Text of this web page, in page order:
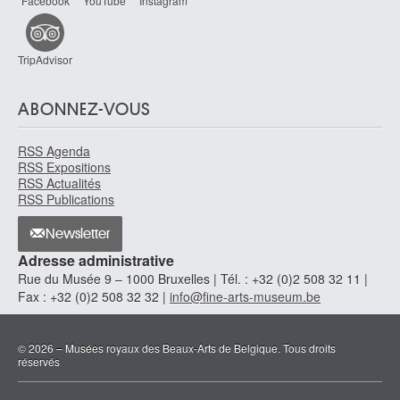
TripAdvisor
ABONNEZ-VOUS
RSS Agenda
RSS Expositions
RSS Actualités
RSS Publications
Newsletter
Adresse administrative
Rue du Musée 9 – 1000 Bruxelles | Tél. : +32 (0)2 508 32 11 |
Fax : +32 (0)2 508 32 32 | info@fine-arts-museum.be
© 2026 – Musées royaux des Beaux-Arts de Belgique. Tous droits
réservés